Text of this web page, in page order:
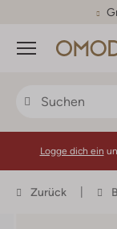
Menü
Logge dich ein
Zurück